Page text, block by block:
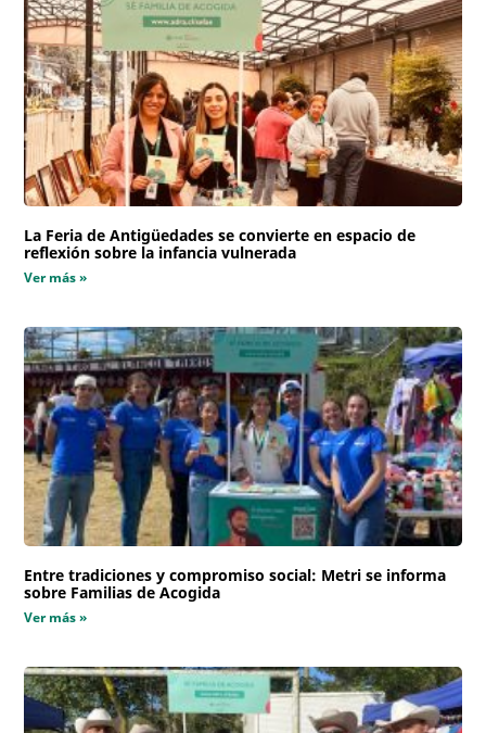
La Feria de Antigüedades se convierte en espacio de
reflexión sobre la infancia vulnerada
Ver más »
Entre tradiciones y compromiso social: Metri se informa
sobre Familias de Acogida
Ver más »